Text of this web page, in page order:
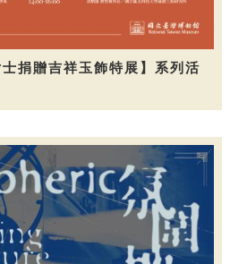
捐贈吉祥玉飾特展】系列活